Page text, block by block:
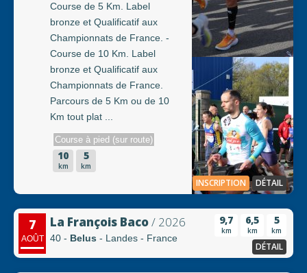
Course de 5 Km. Label
bronze et Qualificatif aux
Championnats de France. -
Course de 10 Km. Label
bronze et Qualificatif aux
Championnats de France.
Parcours de 5 Km ou de 10
Km tout plat ...
Course à pied (sur route)
10
km
5
km
INSCRIPTION DÉTAIL
7
AOÛT
La François Baco/ 2026
40 - Belus - Landes - France
9,7
km
6,5
km
5
km
DÉTAIL